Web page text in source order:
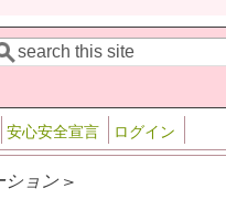
索フォーム
索
安心安全宣言 ログイン
ョン >